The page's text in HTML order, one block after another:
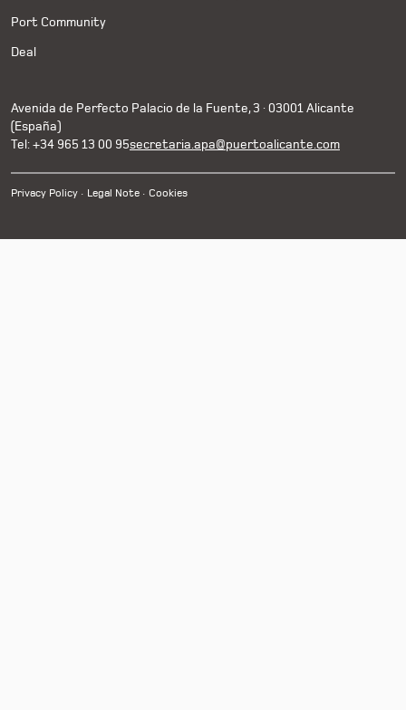
Port Community
Deal
Avenida de Perfecto Palacio de la Fuente, 3 · 03001 Alicante
(España)
Tel: +34 965 13 00 95secretaria.apa@puertoalicante.com
Privacy Policy Legal Note Cookies